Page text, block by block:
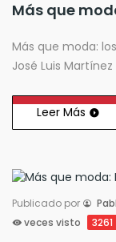
Más que moda:
José Luis
Leer Más
Publicado por
veces visto
3261